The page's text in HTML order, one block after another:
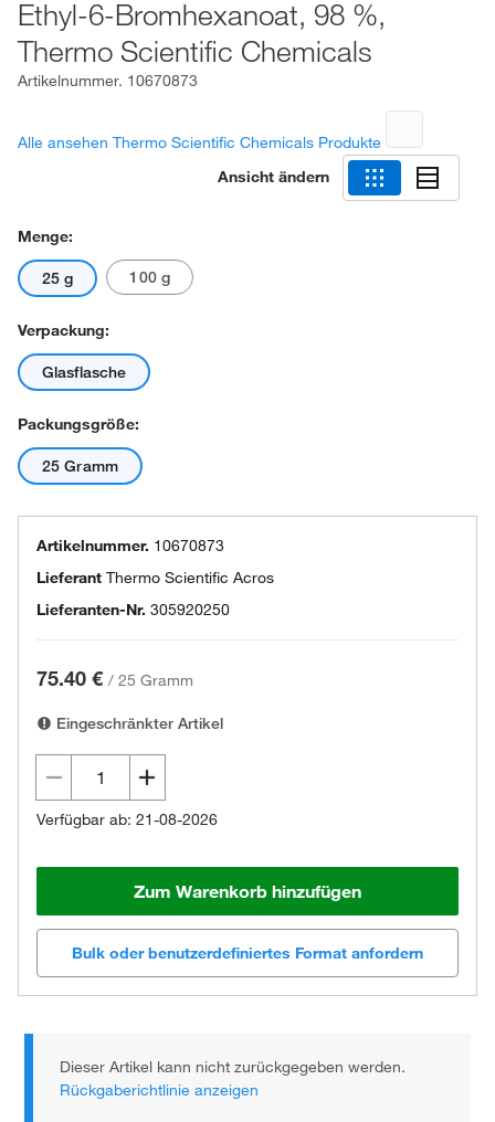
Ethyl-6-Bromhexanoat, 98 %,
Thermo Scientific Chemicals
Artikelnummer. 10670873
Alle ansehen Thermo Scientific Chemicals Produkte
Ansicht ändern
Menge:
25 g 100 g
Verpackung:
Glasflasche
Packungsgröße:
25 Gramm
Artikelnummer. 10670873
Lieferant Thermo Scientific Acros
Lieferanten-Nr. 305920250
75.40 € / 25 Gramm
Eingeschränkter Artikel
Verfügbar ab: 21-08-2026
Zum Warenkorb hinzufügen
Bulk oder benutzerdefiniertes Format anfordern
Dieser Artikel kann nicht zurückgegeben werden.
Rückgaberichtlinie anzeigen